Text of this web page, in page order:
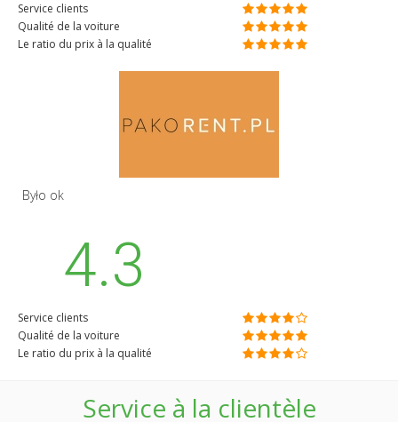
Service clients
Qualité de la voiture
Le ratio du prix à la qualité
Było ok
4.3
Service clients
Qualité de la voiture
Le ratio du prix à la qualité
Service à la clientèle